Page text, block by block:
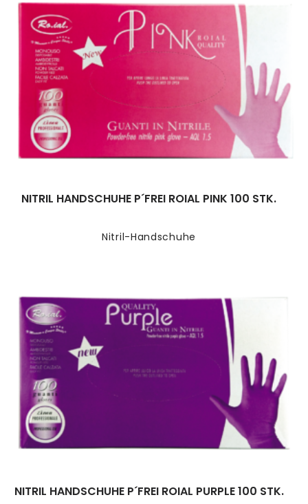
Nitril-Handschuhe
NITRIL HANDSCHUHE P´FREI ROIAL PINK 100 STK.
NITRIL HANDSCHUHE P´FREI ROIAL PURPLE 100 STK.